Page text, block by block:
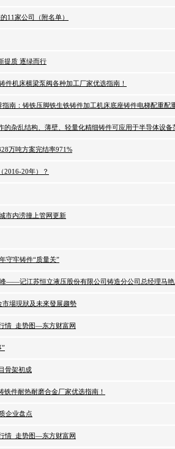
11家公司（附名单）
提质 逐绿而行
件机床横梁泵阀各种加工厂家优选指南！
南：铸铁压脚铁生铁铸件加工机床底座铸件电梯配重配
的杂乱结构、薄壁、轻量化精细铸件可应用于半导体设备
万吨方案完结率971%
2016-20年）？
市内涝撞上管网更新
守牢铸件“质量关”
——记江苏恒立液压股份有限公司铸造分公司总经理马
場現狀及未來發展趨勢
情_走势图—东方财富网
”
骨架初成
件耐热耐磨合金厂家优选指南！
企业盘点
情_走势图—东方财富网